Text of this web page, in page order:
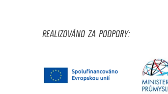
REALIZOVÁNO ZA PODPORY: